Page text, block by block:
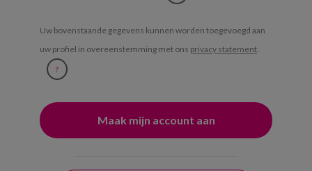
Uw bovenstaande gegevens kunnen worden toegevoegd aan
uw profiel in overeenstemming met ons privacy statement.
?